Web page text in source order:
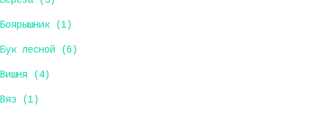
Боярышник (1)
Бук лесной (6)
Вишня (4)
Вяз (1)